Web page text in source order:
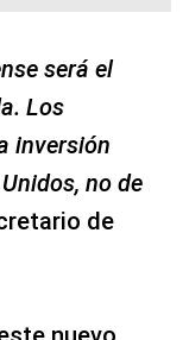
será el
Los
inversión
no de
de